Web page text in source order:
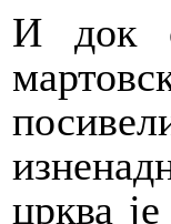
И док
црква